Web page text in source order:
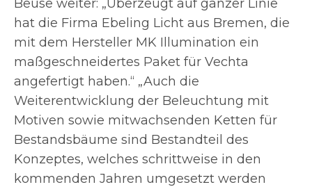
Beuse weiter: „Überzeugt auf ganzer Linie
hat die Firma Ebeling Licht aus Bremen, die
mit dem Hersteller MK Illumination ein
maßgeschneidertes Paket für Vechta
angefertigt haben.“ „Auch die
Weiterentwicklung der Beleuchtung mit
Motiven sowie mitwachsenden Ketten für
Bestandsbäume sind Bestandteil des
Konzeptes, welches schrittweise in den
kommenden Jahren umgesetzt werden